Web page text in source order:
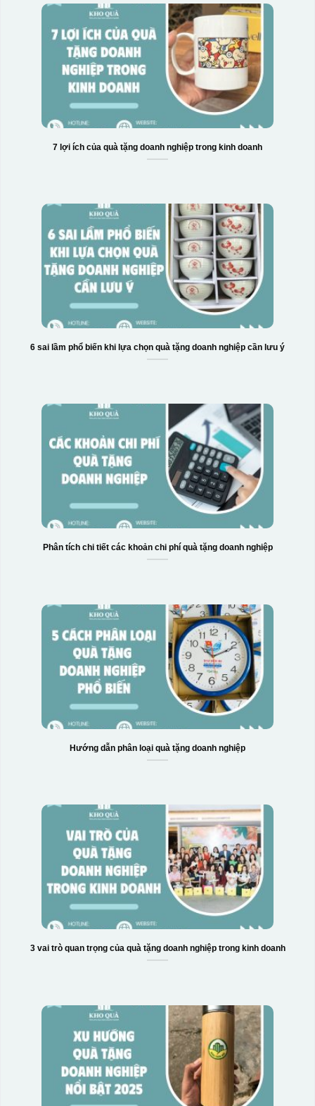
7 lợi ích của quà tặng doanh nghiệp trong kinh doanh
6 sai lầm phổ biến khi lựa chọn quà tặng doanh nghiệp cần lưu ý
Phân tích chi tiết các khoản chi phí quà tặng doanh nghiệp
Hướng dẫn phân loại quà tặng doanh nghiệp
3 vai trò quan trọng của quà tặng doanh nghiệp trong kinh doanh